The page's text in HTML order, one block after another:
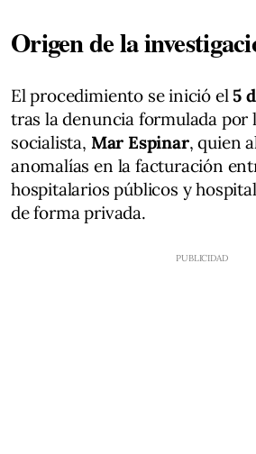
Origen de la
El procedimiento se inició el5
tras la denuncia formulada por
socialista, Mar Espinar, quien
anomalías en la facturación
hospitalarios públicos y
de forma privada.